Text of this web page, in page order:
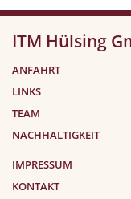
ITM Hülsing
ANFAHRT
LINKS
TEAM
NACHHALTIGKEIT
IMPRESSUM
KONTAKT